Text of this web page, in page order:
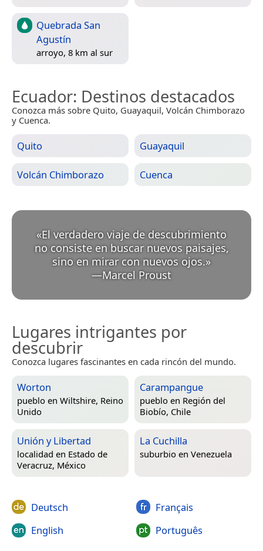
Quebrada San
Agustín
arroyo, 8 km al sur
Ecuador: Destinos destacados
Conozca más sobre Quito, Guayaquil, Volcán Chimborazo
y Cuenca.
Quito Guayaquil
Volcán Chimborazo Cuenca
«El verdadero viaje de descubrimiento
no consiste en buscar nuevos paisajes,
sino en mirar con nuevos ojos.
—Marcel Proust
Lugares intrigantes por
descubrir
Conozca lugares fascinantes en cada rincón del mundo.
Worton
pueblo en Wiltshire, Reino
Unido
Carampangue
pueblo en Región del
Biobío, Chile
Unión y Libertad
localidad en Estado de
Veracruz, México
La Cuchilla
suburbio en Venezuela
Deutsch
English
Français
Português